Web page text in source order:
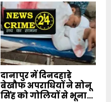
दानापुर में दिनदहाड़े
बेखौफ अपराधियों ने सोनू
सिंह को गोलियों से भूना...